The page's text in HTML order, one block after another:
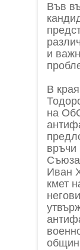
Във
и
В
на
Съюза
Иван
кмет